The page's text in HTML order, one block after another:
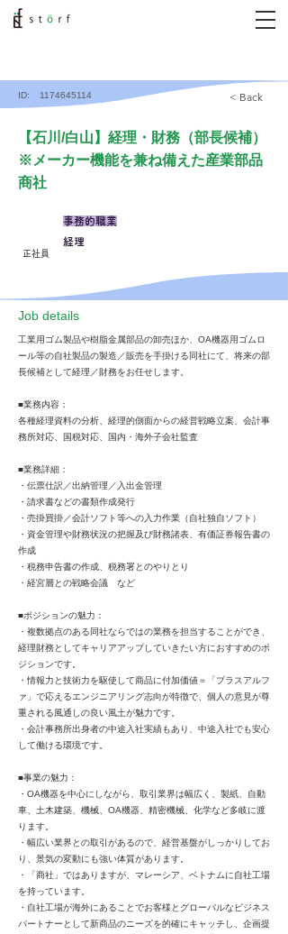
ID: 1174645114 < Back
【石川/白山】経理・財務（部長候補）
※メーカー機能を兼ね備えた産業部品
商社
正社員
事務的職業
経理
​Job details
工業用ゴム製品や樹脂金属部品の卸売ほか、OA機器用ゴムロ
ール等の自社製品の製造／販売を手掛ける同社にて、将来の部
長候補として経理／財務をお任せします。
■業務内容：
各種経理資料の分析、経理的側面からの経営戦略立案、会計事
務所対応、国税対応、国内・海外子会社監査
■業務詳細：
・伝票仕訳／出納管理／入出金管理
・請求書などの書類作成発行
・売掛買掛／会計ソフト等への入力作業（自社独自ソフト）
・資金管理や財務状況の把握及び財務諸表、有価証券報告書の
作成
・税務申告書の作成、税務署とのやりとり
・経宮層との戦略会議 など
■ポジションの魅力：
・複数拠点のある同社ならではの業務を担当することができ、
経理財務としてキャリアアップしていきたい方におすすめのポ
ジションです。
・情報力と技術力を駆使して商品に付加価値＝「プラスアルフ
ァ」で応えるエンジニアリング志向が特徴で、個人の意見が尊
重される風通しの良い風土が魅力です。
・会計事務所出身者の中途入社実績もあり、中途入社でも安心
して働ける環境です。
■事業の魅力：
・OA機器を中心にしながら、取引業界は幅広く、製紙、自動
車、土木建築、機械、OA機器、精密機械、化学など多岐に渡
ります。
・幅広い業界との取引があるので、経営基盤がしっかりしてお
り、景気の変動にも強い体質があります。
・「商社」ではありますが、マレーシア、ベトナムに自社工場
を持っています。
・自社工場が海外にあることでお客様とグローバルなビジネス
パートナーとして新商品のニーズを的確にキャッチし、企画提